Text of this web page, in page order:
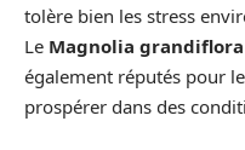
tolère bien les stress
Le Magnolia grandiflora
également réputés pour
prospérer dans des